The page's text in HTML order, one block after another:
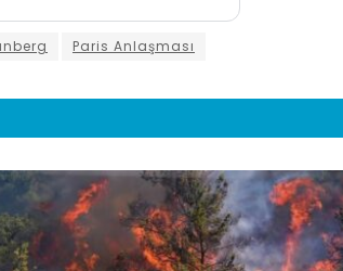
Paris Anlaşması